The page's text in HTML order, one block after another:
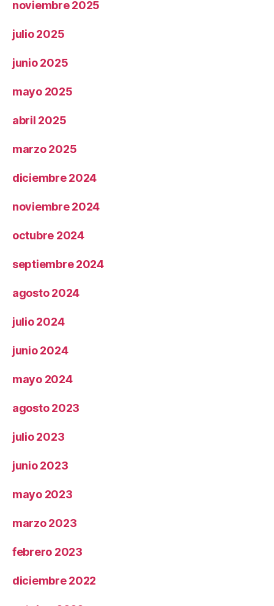
noviembre 2025
julio 2025
junio 2025
mayo 2025
abril 2025
marzo 2025
diciembre 2024
noviembre 2024
octubre 2024
septiembre 2024
agosto 2024
julio 2024
junio 2024
mayo 2024
agosto 2023
julio 2023
junio 2023
mayo 2023
marzo 2023
febrero 2023
diciembre 2022